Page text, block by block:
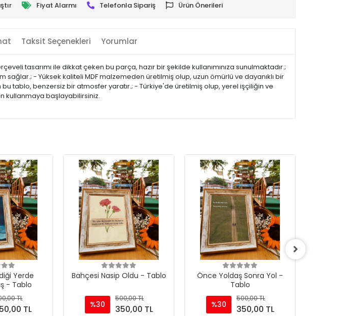
Fiyat Alarmı Telefonla Sipariş Ürün Önerileri
Taksit Seçenekleri Yorumlar
tasarımı ile dikkat çeken bu parça, hazır bir şekilde kullanımınıza sunulmaktadır.;
- Yüksek kaliteli MDF malzemeden üretilmiş olup, uzun ömürlü ve dayanıklı bir
tablo, benzersiz bir atmosfer yaratır.; - Türkiye'de üretilmiş olup, yerel işçiliğin ve
kullanmaya başlayabilirsiniz.
Yerde
- Tablo
TL
TL
Bahçesi Nasip Oldu - Tablo
%30
500,00 TL
350,00 TL
Önce Yoldaş Sonra Yol -
Tablo
%30
500,00 TL
350,00 TL